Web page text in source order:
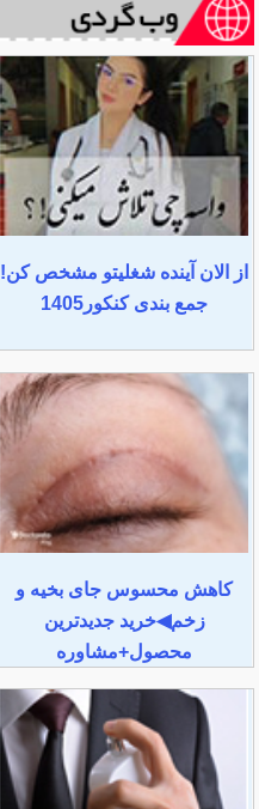
از الان آینده شغلیتو مشخص کن!
جمع بندی کنکور1405
کاهش محسوس جای بخیه و
زخم◀خرید جدیدترین
محصول+مشاوره